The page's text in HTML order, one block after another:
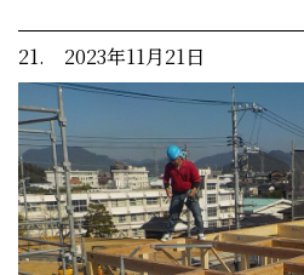
21. 2023年11月21日